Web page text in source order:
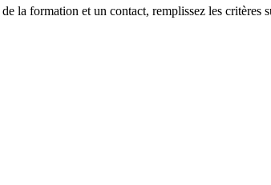
la formation et un contact, remplissez les critères